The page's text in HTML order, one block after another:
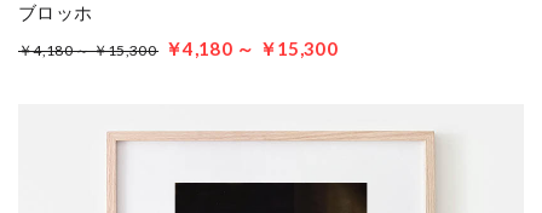
ブロッホ
￥4,180 ～ ￥15,300 ￥4,180 ～ ￥15,300